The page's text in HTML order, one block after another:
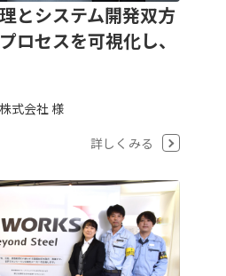
とシステム開発双方
ロセスを可視化し、
式会社 様
詳しくみる